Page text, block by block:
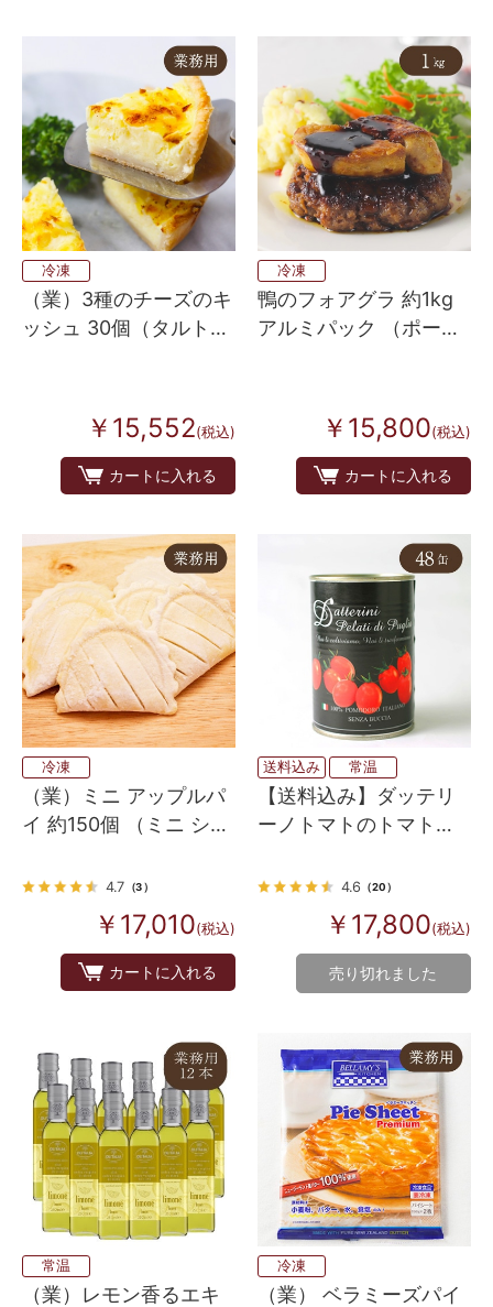
冷凍
（業）3種のチーズのキ
ッシュ 30個（タルトフ
￥15,552(税込)
カートに入れる
冷凍
鴨のフォアグラ 約1kg
アルミパック （ポーシ
￥15,800(税込)
カートに入れる
冷凍
（業）ミニ アップルパ
イ 約150個 （ミニ ショ
4.7 （3）
￥17,010(税込)
カートに入れる
送料込み 常温
【送料込み】ダッテリ
ーノトマトのトマトジ
400g×484.6 （20）
￥17,800(税込)
売り切れました
常温
（業）レモン香るエキ
冷凍
（業） ベラミーズパイ